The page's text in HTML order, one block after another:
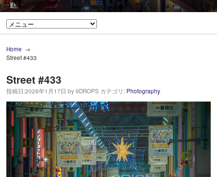
勤。
Home
Street #433
Street #433
投稿日:2026年1月17日 by9DROPS カテゴリ: Photography